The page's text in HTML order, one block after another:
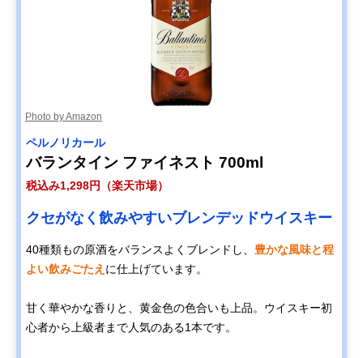
Photo by Amazon
ペルノリカール
バランタイン ファイネスト 700ml
税込み1,298円（楽天市場）
クセがなく飲みやすいブレンデッドウイスキー
40種類もの原酒をバランスよくブレンドし、 豊かな風味と程
よい飲みごたえ に仕上げています。
甘く華やかな香りと、黄金色の色合いも上品。ウイスキー初
心者から上級者まで人気のある1本です。